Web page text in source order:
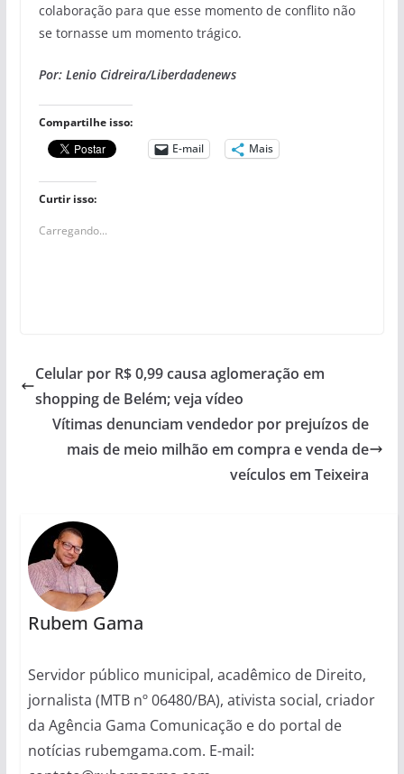
colaboração para que esse momento de conflito não
se tornasse um momento trágico.
Por: Lenio Cidreira/Liberdadenews
Compartilhe isso:
E-mail
Mais
Curtir isso:
Carregando...
Celular por R$ 0,99 causa aglomeração em
shopping de Belém; veja vídeo
Vítimas denunciam vendedor por prejuízos de
mais de meio milhão em compra e venda de
veículos em Teixeira
Rubem Gama
Servidor público municipal, acadêmico de Direito,
jornalista (MTB nº 06480/BA), ativista social, criador
da Agência Gama Comunicação e do portal de
notícias rubemgama.com. E-mail: